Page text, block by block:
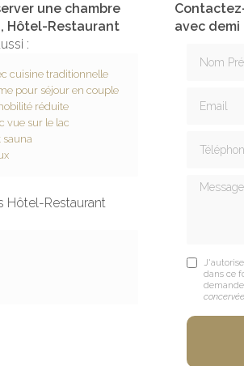
une chambre
Hôtel-Restaurant
:
cuisine traditionnelle
pour séjour en couple
réduite
vue sur le lac
sauna
Hôtel-Restaurant
avec
Message
dans ce
demande.